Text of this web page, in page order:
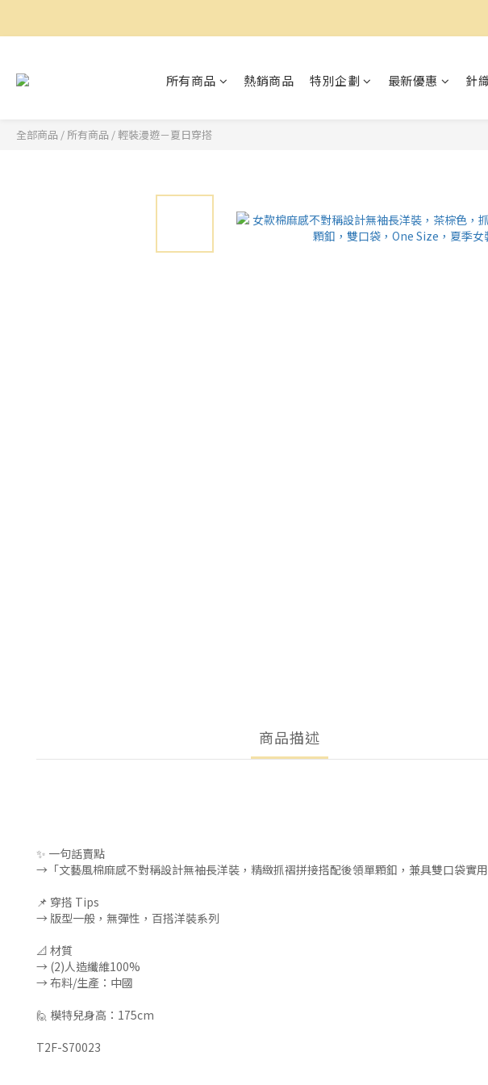
所有商品 熱銷商品 特別企劃 最新優惠 針
全部商品 / 所有商品 /輕裝漫遊－夏日穿搭
商品描述
✨ 一句話賣點
→「文藝風棉麻感不對稱設計無袖長洋裝，精緻抓褶拼接搭配後領單顆釦，兼具雙口袋實
📌 穿搭 Tips
→ 版型一般，無彈性，百搭洋裝系列
📐 材質
→ (2)人造纖維100%
→ 布料/生產：中國
🙋 模特兒身高：175cm
T2F-S70023